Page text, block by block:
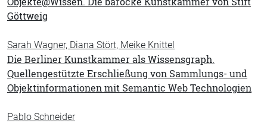
Göttweig
Sarah Wagner, Diana Stört, Meike Knittel
Die Berliner Kunstkammer als Wissensgraph.
Quellengestützte Erschließung von Sammlungs- und
Objektinformationen mit Semantic Web Technologien
Pablo Schneider